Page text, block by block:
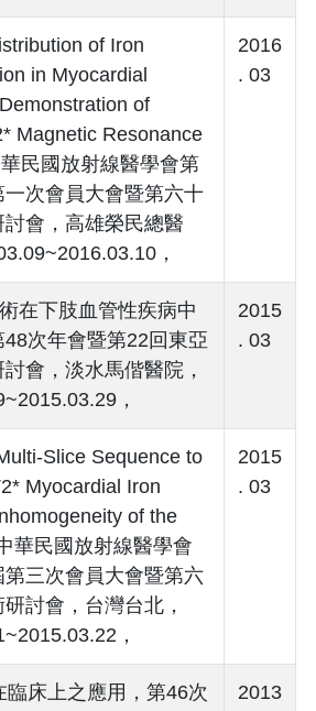
of Iron
in Myocardial
of
Magnetic Resonance
民國放射線醫學會第
一次會員大會暨第六十
討會，高雄榮民總醫
，
2016
. 03
在下肢血管性疾病中
48次年會暨第22回東亞
會，淡水馬偕醫院，
，
2015
. 03
Slice Sequence to
Myocardial Iron
of the
華民國放射線醫學會
三次會員大會暨第六
討會，台灣台北，
，
2015
. 03
臨床上之應用，第46次
2013